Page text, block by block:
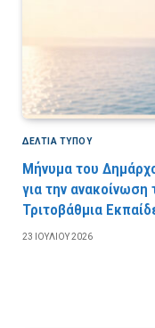
ΔΕΛΤΙΑ ΤΥΠΟΥ
Μήνυμα του
για την
Τριτοβάθμια
23 ΙΟΥΛΊΟΥ 2026